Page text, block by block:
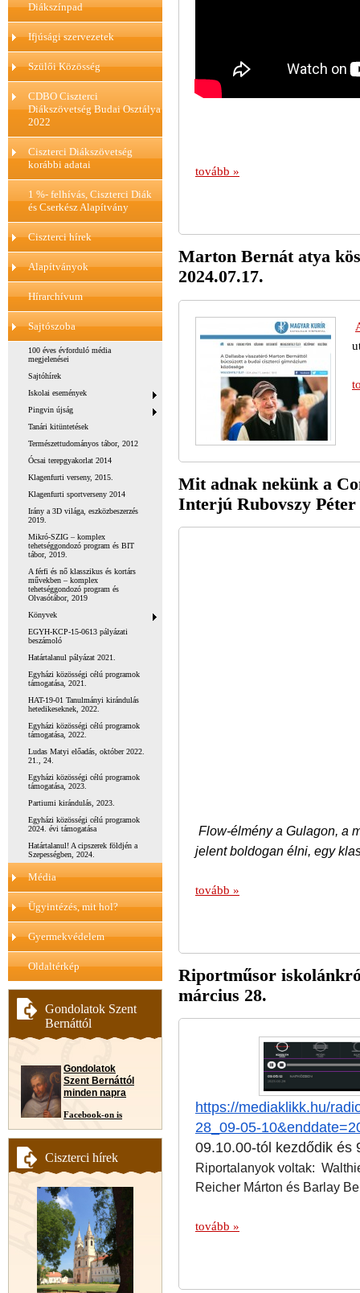
Diákszínpad
Ifjúsági szervezetek
Szülői Közösség
CDBO Ciszterci
Diákszövetség Budai Osztálya
2022
Ciszterci Diákszövetség
korábbi adatai
1 %- felhívás, Ciszterci Diák
és Cserkész Alapítvány
Ciszterci hírek
Alapítványok
Hírarchívum
Sajtószoba
100 éves évforduló média
megjelenései
Sajtóhírek
Iskolai események
Pingvin újság
Tanári kitüntetések
Természettudományos tábor, 2012
Ócsai terepgyakorlat 2014
Klagenfurti verseny, 2015.
Klagenfurti sportverseny 2014
Irány a 3D világa, eszközbeszerzés
2019.
Mikró-SZIG – komplex
tehetséggondozó program és BIT
tábor, 2019.
A férfi és nő klasszikus és kortárs
művekben – komplex
tehetséggondozó program és
Olvasótábor, 2019
Könyvek
EGYH-KCP-15-0613 pályázati
beszámoló
Határtalanul pályázat 2021.
Egyházi közösségi célú programok
támogatása, 2021.
HAT-19-01 Tanulmányi kirándulás
hetedikeseknek, 2022.
Egyházi közösségi célú programok
támogatása, 2022.
Ludas Matyi előadás, október 2022.
21., 24.
Egyházi közösségi célú programok
támogatása, 2023.
Partiumi kirándulás, 2023.
Egyházi közösségi célú programok
2024. évi támogatása
Határtalanul! A cipszerek földjén a
Szepességben, 2024.
Média
Ügyintézés, mit hol?
Gyermekvédelem
Oldaltérkép
Gondolatok Szent
Bernáttól
Gondolatok
Szent Bernáttól
minden napra
Facebook-on is
Ciszterci hírek
tovább »
Marton Bernát atya
2024.07.17.
Mit adnak nekünk a
Interjú Rubovszy
Flow-élmény a Gulagon, a
jelent boldogan élni, egy
tovább »
Riportműsor
március 28.
https://mediaklikk.hu/
28_09-05-
09.10.00-tól kezdődik és
Riportalanyok voltak:
Reicher Márton és Barlay
tovább »